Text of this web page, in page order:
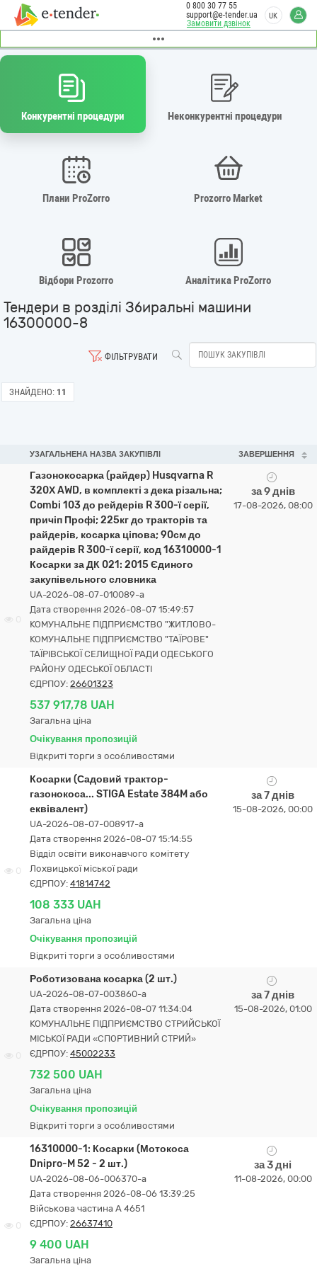
Замовити дзвінок
0 800 30 77 55
support@e-tender.ua
UK
Конкурентні процедури Неконкурентні процедури
Плани ProZorro Prozorro Market
Відбори Prozorro Аналітика ProZorro
Тендери в розділі Збиральні машини
16300000-8
ФІЛЬТРУВАТИ
ЗНАЙДЕНО: 11
УЗАГАЛЬНЕНА НАЗВА ЗАКУПІВЛІ ЗАВЕРШЕННЯ
Газонокосарка (райдер) Husqvarna R
320Х AWD, в комплекті з дека різальна;
Combi 103 до рейдерів R 300-ї серії,
причіп Профі; 225кг до тракторів та
райдерів, косарка ціпова; 90см до
райдерів R 300-ї серії, код 16310000-1
Косарки за ДК 021: 2015 Єдиного
закупівельного словника
UA-2026-08-07-010089-a
Дата створення 2026-08-07 15:49:57
КОМУНАЛЬНЕ ПІДПРИЄМСТВО "ЖИТЛОВО-
КОМУНАЛЬНЕ ПІДПРИЄМСТВО "ТАЇРОВЕ"
ТАЇРІВСЬКОЇ СЕЛИЩНОЇ РАДИ ОДЕСЬКОГО
РАЙОНУ ОДЕСЬКОЇ ОБЛАСТІ
ЄДРПОУ: 26601323
537 917,78 UAH
Загальна ціна
Очікування пропозицій
Відкриті торги з особливостями
за 9 днів
17-08-2026, 08:00
0
Косарки (Садовий трактор-
газонокоса... STIGA Estate 384M або
еквівалент)
UA-2026-08-07-008917-a
Дата створення 2026-08-07 15:14:55
Відділ освіти виконавчого комітету
Лохвицької міської ради
ЄДРПОУ: 41814742
108 333 UAH
Загальна ціна
Очікування пропозицій
Відкриті торги з особливостями
за 7 днів
15-08-2026, 00:00
Роботизована косарка (2 шт.)
UA-2026-08-07-003860-a
Дата створення 2026-08-07 11:34:04
КОМУНАЛЬНЕ ПІДПРИЄМСТВО СТРИЙСЬКОЇ
МІСЬКОЇ РАДИ «СПОРТИВНИЙ СТРИЙ»
ЄДРПОУ: 45002233
732 500 UAH
Загальна ціна
Очікування пропозицій
Відкриті торги з особливостями
за 7 днів
15-08-2026, 01:00
0
16310000-1: Косарки (Мотокоса
Dnipro-M 52 - 2 шт.)
UA-2026-08-06-006370-a
Дата створення 2026-08-06 13:39:25
Військова частина А 4651
ЄДРПОУ: 26637410
9 400 UAH
Загальна ціна
за 3 дні
11-08-2026, 00:00